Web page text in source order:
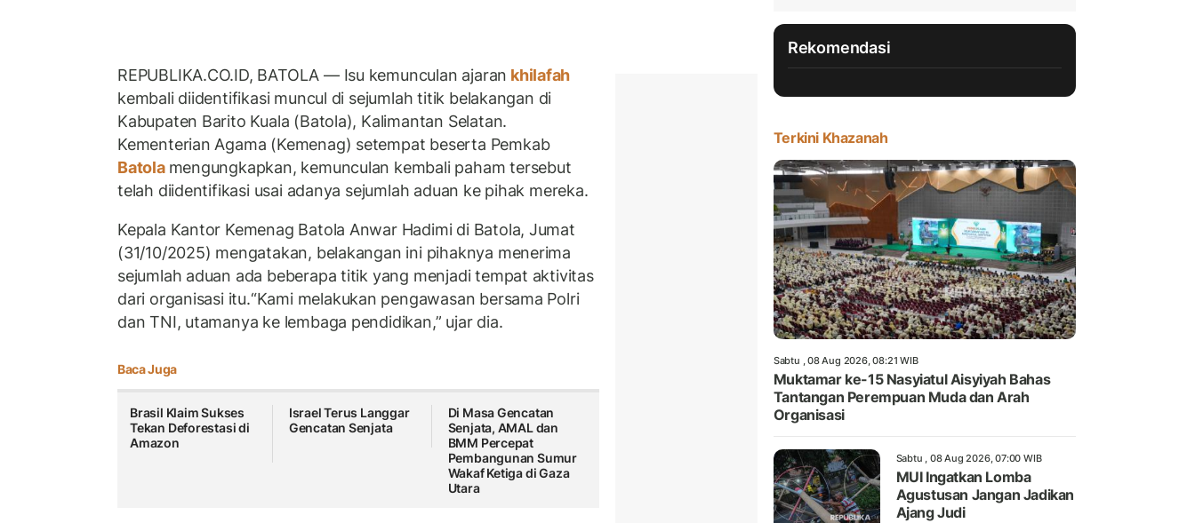
REPUBLIKA.CO.ID, BATOLA — Isu kemunculan ajaran khilafah
kembali diidentifikasi muncul di sejumlah titik belakangan di
Kabupaten Barito Kuala (Batola), Kalimantan Selatan.
Kementerian Agama (Kemenag) setempat beserta Pemkab
Batola mengungkapkan, kemunculan kembali paham tersebut
telah diidentifikasi usai adanya sejumlah aduan ke pihak mereka.
Kepala Kantor Kemenag Batola Anwar Hadimi di Batola, Jumat
(31/10/2025) mengatakan, belakangan ini pihaknya menerima
sejumlah aduan ada beberapa titik yang menjadi tempat aktivitas
dari organisasi itu.“Kami melakukan pengawasan bersama Polri
dan TNI, utamanya ke lembaga pendidikan,” ujar dia.
Baca Juga
Brasil Klaim Sukses
Tekan Deforestasi di
Amazon
Israel Terus Langgar
Gencatan Senjata
Di Masa Gencatan
Senjata, AMAL dan
BMM Percepat
Pembangunan Sumur
Wakaf Ketiga di Gaza
Utara
Rekomendasi
Terkini Khazanah
Sabtu , 08 Aug 2026, 08:21 WIB
Muktamar ke-15 Nasyiatul Aisyiyah Bahas
Tantangan Perempuan Muda dan Arah
Organisasi
Sabtu , 08 Aug 2026, 07:00 WIB
MUI Ingatkan Lomba
Agustusan Jangan Jadikan
Ajang Judi